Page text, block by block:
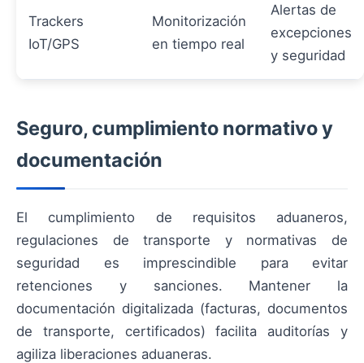
Trackers
IoT/GPS
Monitorización
en tiempo real
Alertas de
excepciones
y seguridad
Seguro, cumplimiento normativo y
documentación
El cumplimiento de requisitos aduaneros,
regulaciones de transporte y normativas de
seguridad es imprescindible para evitar
retenciones y sanciones. Mantener la
documentación digitalizada (facturas, documentos
de transporte, certificados) facilita auditorías y
agiliza liberaciones aduaneras.